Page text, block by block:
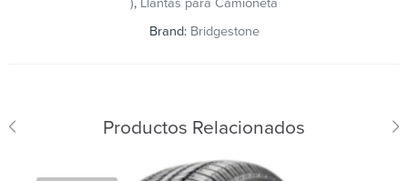
), Llantas para Camioneta
Brand: Bridgestone
Productos Relacionados